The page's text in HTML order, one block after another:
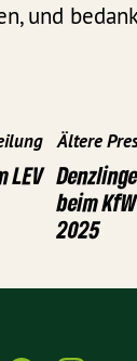
und
LEV
Ältere
beim
2025